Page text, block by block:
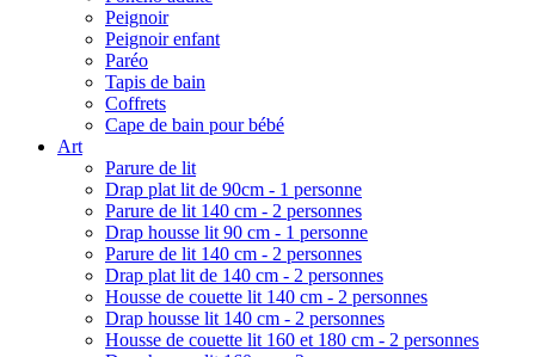
Peignoir
Peignoir enfant
Paréo
Tapis de bain
Coffrets
Cape de bain pour bébé
Art
Parure de lit
Drap plat lit de 90cm - 1 personne
Parure de lit 140 cm - 2 personnes
Drap housse lit 90 cm - 1 personne
Parure de lit 140 cm - 2 personnes
Drap plat lit de 140 cm - 2 personnes
Housse de couette lit 140 cm - 2 personnes
Drap housse lit 140 cm - 2 personnes
Housse de couette lit 160 et 180 cm - 2 personnes